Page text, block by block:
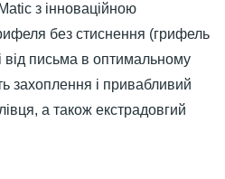
з інноваційною
без стиснення (грифель
від письма в оптимальному
захоплення і привабливий
а також екстрадовгий